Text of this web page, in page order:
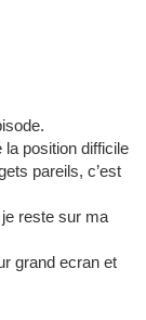
la position difficile
pareils, c’est
reste sur ma
grand ecran et